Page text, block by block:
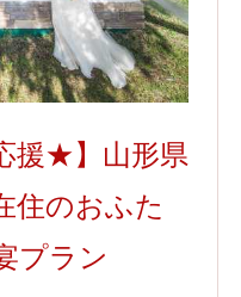
援★】山形県
住のおふた
プラン